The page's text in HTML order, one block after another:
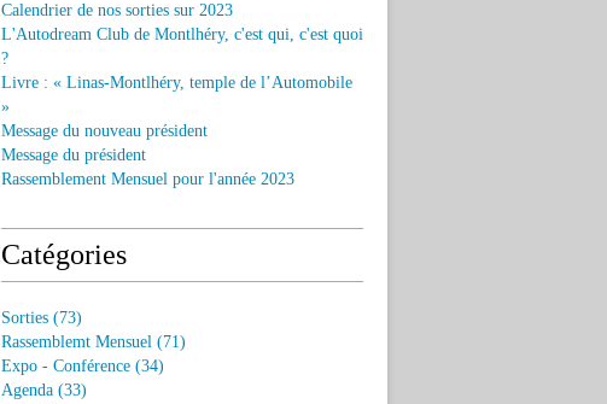
Calendrier de nos sorties sur 2023
L'Autodream Club de Montlhéry, c'est qui, c'est quoi
?
Livre : « Linas-Montlhéry, temple de l’Automobile
»
Message du nouveau président
Message du président
Rassemblement Mensuel pour l'année 2023
Catégories
Sorties (73)
Rassemblemt Mensuel (71)
Expo - Conférence (34)
Agenda (33)